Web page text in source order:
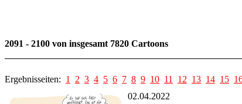
2091 - 2100 von insgesamt 7820 Cartoons
Ergebnisseiten: 1 2 3 4 5 6 7 8 9 10 11 12 13 14 15
02.04.2022